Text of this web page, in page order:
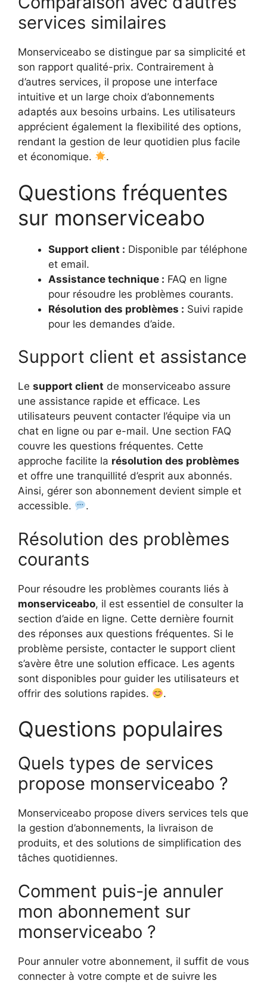
services similaires
Monserviceabo se distingue par sa simplicité et
son rapport qualité-prix. Contrairement à
d’autres services, il propose une interface
intuitive et un large choix d’abonnements
adaptés aux besoins urbains. Les utilisateurs
apprécient également la flexibilité des options,
rendant la gestion de leur quotidien plus facile
et économique.
.
Questions fréquentes
sur monserviceabo
Support client : Disponible par téléphone
et email.
Assistance technique : FAQ en ligne
pour résoudre les problèmes courants.
Résolution des problèmes : Suivi rapide
pour les demandes d’aide.
Support client et assistance
Le support client de monserviceabo assure
une assistance rapide et efficace. Les
utilisateurs peuvent contacter l’équipe via un
chat en ligne ou par e-mail. Une section FAQ
couvre les questions fréquentes. Cette
approche facilite la résolution des problèmes
et offre une tranquillité d’esprit aux abonnés.
Ainsi, gérer son abonnement devient simple et
accessible.
.
Résolution des problèmes
courants
Pour résoudre les problèmes courants liés à
monserviceabo, il est essentiel de consulter la
section d’aide en ligne. Cette dernière fournit
des réponses aux questions fréquentes. Si le
problème persiste, contacter le support client
s’avère être une solution efficace. Les agents
sont disponibles pour guider les utilisateurs et
offrir des solutions rapides.
.
Questions populaires
Quels types de services
propose monserviceabo ?
Monserviceabo propose divers services tels que
la gestion d’abonnements, la livraison de
produits, et des solutions de simplification des
tâches quotidiennes.
Comment puis-je annuler
mon abonnement sur
monserviceabo ?
Pour annuler votre abonnement, il suffit de vous
connecter à votre compte et de suivre les